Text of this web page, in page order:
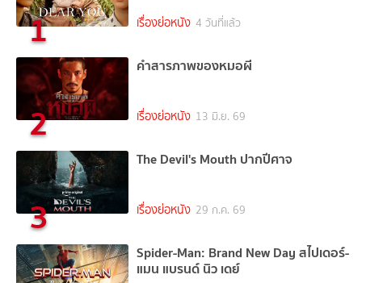
1 เรื่องย่อหนัง 4 วันที่แล้ว
2
คำสารภาพของหมอผี
เรื่องย่อหนัง 13 มิ.ย. 69
3
The Devil's Mouth ปากปีศาจ
เรื่องย่อหนัง 29 ก.ค. 69
Spider-Man: Brand New Day สไปเดอร์-
แมน แบรนด์ นิว เดย์